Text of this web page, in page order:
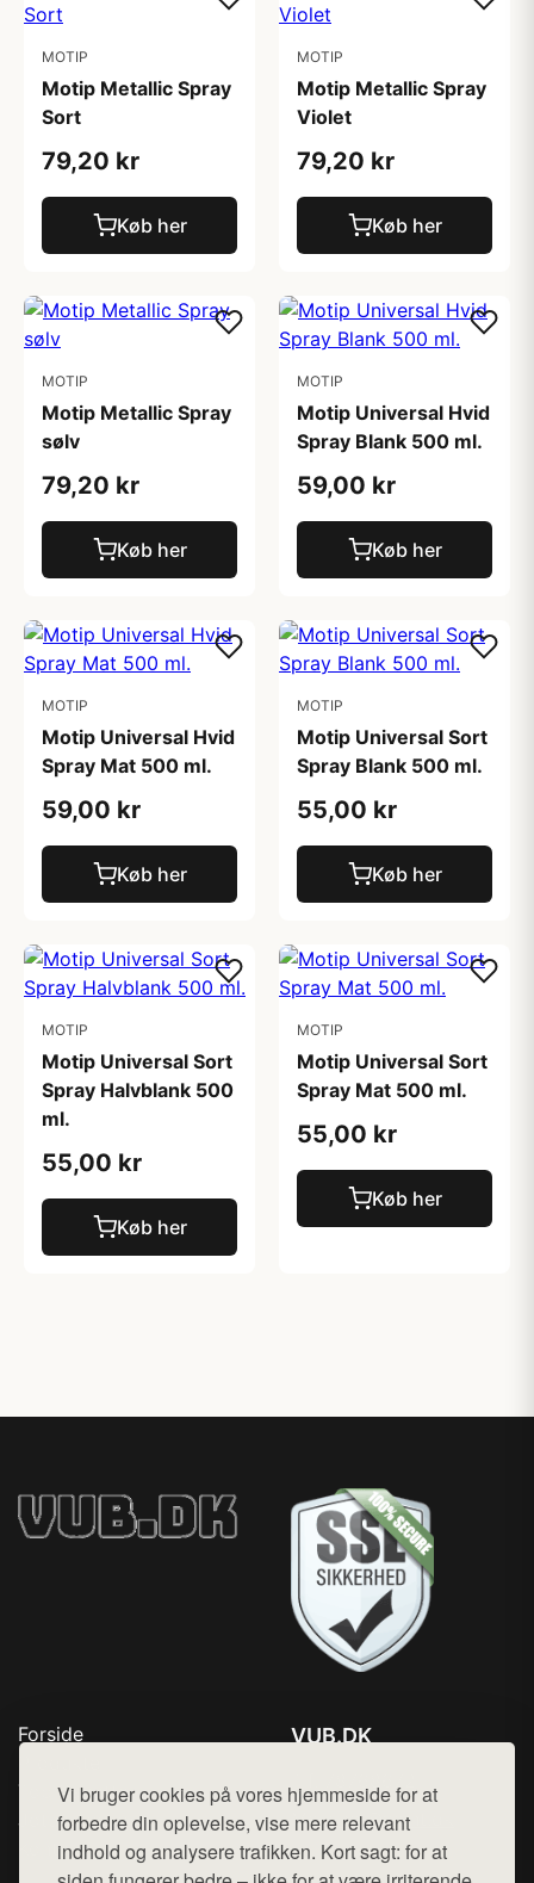
Vi bruger cookies på vores hjemmeside for at
forbedre din oplevelse, vise mere relevant
indhold og analysere trafikken. Kort sagt: for at
MOTIP
Motip Metallic Spray
Sort
79,20 kr
Køb her
MOTIP
Motip Metallic Spray
Violet
79,20 kr
Køb her
MOTIP
Motip Metallic Spray
sølv
79,20 kr
Køb her
MOTIP
Motip Universal Hvid
Spray Blank 500 ml.
59,00 kr
Køb her
MOTIP
Motip Universal Hvid
Spray Mat 500 ml.
59,00 kr
Køb her
MOTIP
Motip Universal Sort
Spray Blank 500 ml.
55,00 kr
Køb her
MOTIP
Motip Universal Sort
Spray Halvblank 500
ml.
55,00 kr
Køb her
MOTIP
Motip Universal Sort
Spray Mat 500 ml.
55,00 kr
Køb her
Forside
Top Rabatter
Jotun maling
Kontakt
VUB.DK
Mail: hej@want.dk
Cookie- og privatlivspolitik